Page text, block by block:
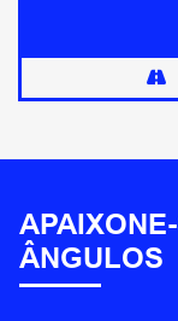
ÂNGULOS